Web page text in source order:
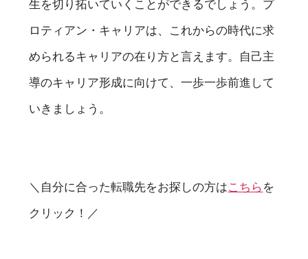
生を切り拓いていくことができるでしょう。プ
ロティアン・キャリアは、これからの時代に求
められるキャリアの在り方と言えます。自己主
導のキャリア形成に向けて、一歩一歩前進して
いきましょう。
＼自分に合った転職先をお探しの方はこちら を
クリック！／